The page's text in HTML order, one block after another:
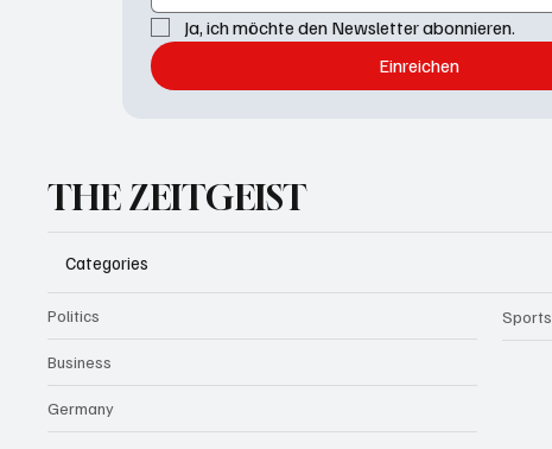
Ja, ich möchte den Newsletter abonnieren.
Einreichen
THE ZEITGEIST
Categories
Politics
Business
Germany
Sports